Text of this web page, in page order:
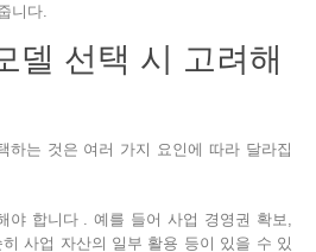
니다.
델 선택 시 고려해
하는 것은 여러 가지 요인에 따라 달라집
야 합니다 . 예를 들어 사업 경영권 확보,
사업 자산의 일부 활용 등이 있을 수 있